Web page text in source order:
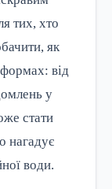
тих, хто
як
від
у
стати
нагадує
води.